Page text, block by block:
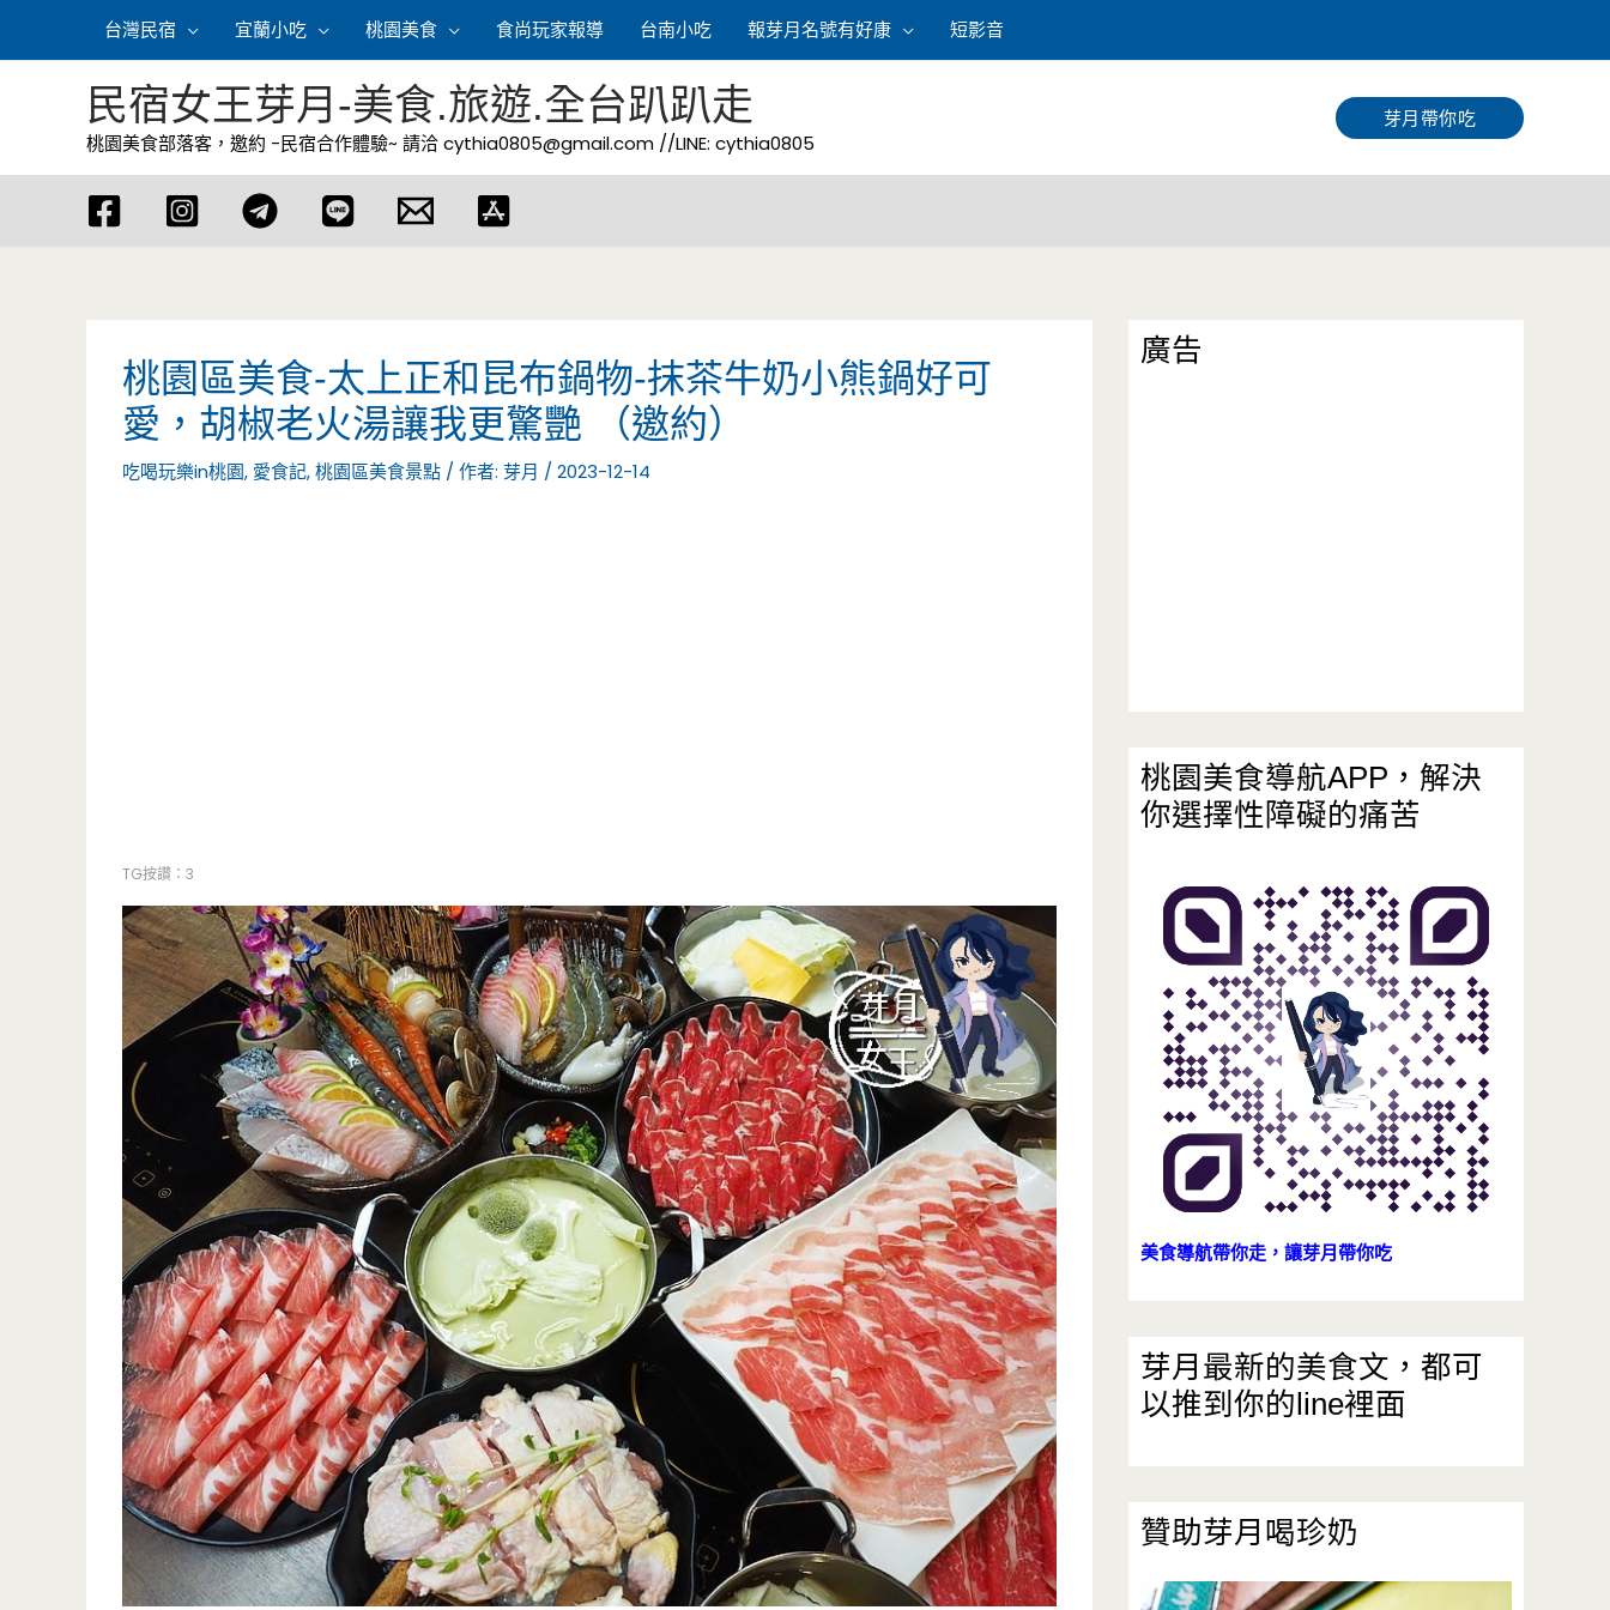
容
台灣民宿 宜蘭小吃 桃園美食 食尚玩家報導 台南小吃 報芽月名號有好康 短影音
尋
民宿女王芽月-美食.旅遊.全台趴趴走
桃園美食部落客，邀約 -民宿合作體驗~ 請洽cythia0805@gmail.com //LINE: cythia0805
芽月帶你吃
桃園區美食-太上正和昆布鍋物-抹茶牛奶小熊鍋好可
愛，胡椒老火湯讓我更驚艷 （邀約）
吃喝玩樂in桃園, 愛食記,桃園區美食景點 / 作者: 芽月 / 2023-12-14
TG按讚：3
廣告
桃園美食導航APP，解決
你選擇性障礙的痛苦
美食導航帶你走，讓芽月帶你吃
芽月最新的美食文，都可
以推到你的line裡面
贊助芽月喝珍奶